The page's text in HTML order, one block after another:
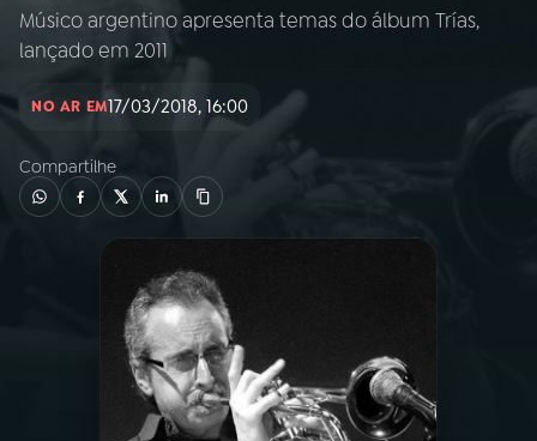
AO VIVO
INÍCIO
02A RÁDIO
PROGRAMAÇÃO
PROGRAMAS
PODCASTS
Músico argentino apresenta temas do álbum Trías,
lançado em 2011
NO AR EM17/03/2018, 16:00
Compartilhe